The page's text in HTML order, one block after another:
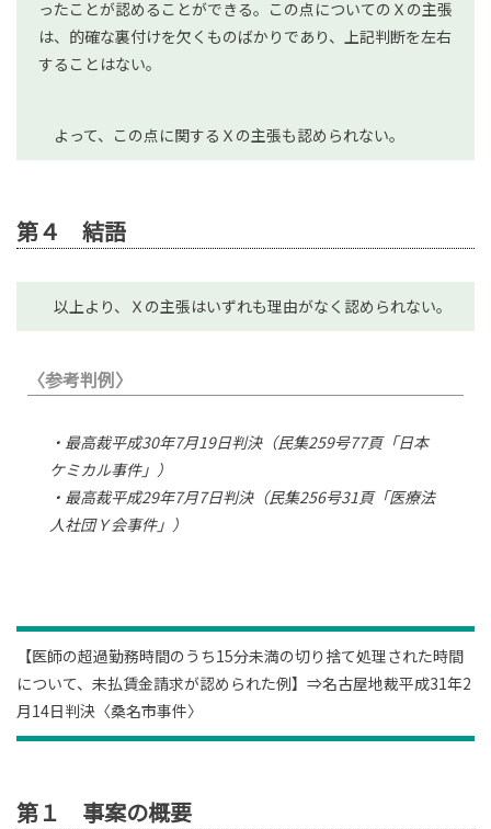
ったことが認めることができる。この点についてのＸの主張
は、的確な裏付けを欠くものばかりであり、上記判断を左右
することはない。
よって、この点に関するＸの主張も認められない。
第４ 結語
以上より、Ｘの主張はいずれも理由がなく認められない。
〈参考判例〉
・最高裁平成30年7月19日判決（民集259号77頁「日本
ケミカル事件」）
・最高裁平成29年7月7日判決（民集256号31頁「医療法
人社団Ｙ会事件」）
【医師の超過勤務時間のうち15分未満の切り捨て処理された時間
について、未払賃金請求が認められた例】⇒名古屋地裁平成31年2
月14日判決〈桑名市事件〉
第１ 事案の概要